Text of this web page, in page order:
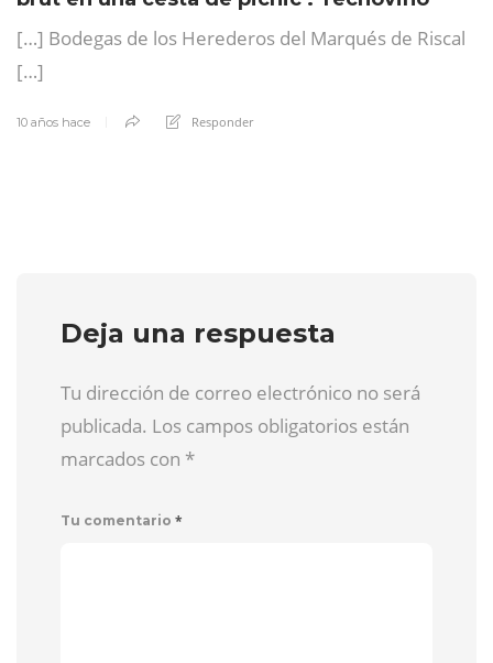
[…] Bodegas de los Herederos del Marqués de Riscal
[…]
10 años hace Responder
Deja una respuesta
Tu dirección de correo electrónico no será
publicada. Los campos obligatorios están
marcados con *
Tu comentario *